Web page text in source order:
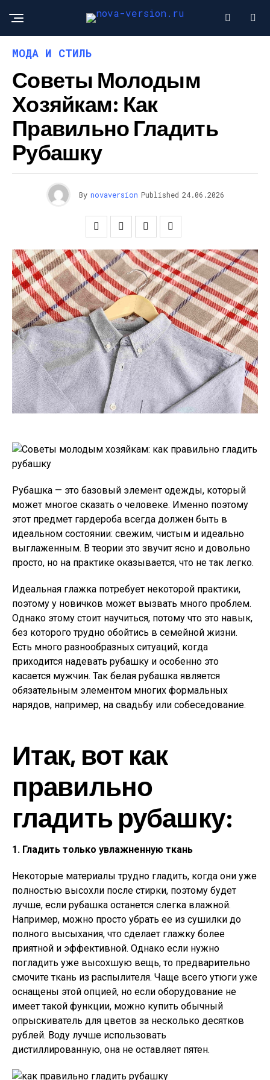
МОДА И СТИЛЬ
Советы Молодым
Хозяйкам: Как
Правильно Гладить
Рубашку
By novaversion Published 24.06.2026
Рубашка — это базовый элемент одежды, который
может многое сказать о человеке. Именно поэтому
этот предмет гардероба всегда должен быть в
идеальном состоянии: свежим, чистым и идеально
выглаженным. В теории это звучит ясно и довольно
просто, но на практике оказывается, что не так легко.
Идеальная глажка потребует некоторой практики,
поэтому у новичков может вызвать много проблем.
Однако этому стоит научиться, потому что это навык,
без которого трудно обойтись в семейной жизни.
Есть много разнообразных ситуаций, когда
приходится надевать рубашку и особенно это
касается мужчин. Так белая рубашка является
обязательным элементом многих формальных
нарядов, например, на свадьбу или собеседование.
Итак, вот как
правильно
гладить рубашку:
1. Гладить только увлажненную ткань
Некоторые материалы трудно гладить, когда они уже
полностью высохли после стирки, поэтому будет
лучше, если рубашка останется слегка влажной.
Например, можно просто убрать ее из сушилки до
полного высыхания, что сделает глажку более
приятной и эффективной. Однако если нужно
погладить уже высохшую вещь, то предварительно
смочите ткань из распылителя. Чаще всего утюги уже
оснащены этой опцией, но если оборудование не
имеет такой функции, можно купить обычный
опрыскиватель для цветов за несколько десятков
рублей. Воду лучше использовать
дистиллированную, она не оставляет пятен.